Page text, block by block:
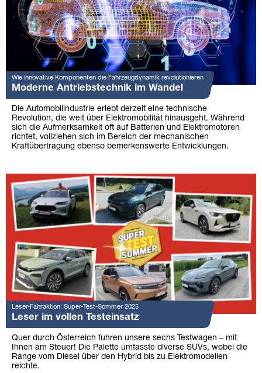
Wie innovative Komponenten die Fahrzeugdynamik revolutionieren
Moderne Antriebstechnik im Wandel
Die Automobilindustrie erlebt derzeit eine technische
Revolution, die weit über Elektromobilität hinausgeht. Während
sich die Aufmerksamkeit oft auf Batterien und Elektromotoren
richtet, vollziehen sich im Bereich der mechanischen
Kraftübertragung ebenso bemerkenswerte Entwicklungen.
Leser-Fahraktion: Super-Test-Sommer 2025
Leser im vollen Testeinsatz
Quer durch Österreich fuhren unsere sechs Testwagen – mit
Ihnen am Steuer! Die Palette umfasste diverse SUVs, wobei die
Range vom Diesel über den Hybrid bis zu Elektromodellen
reichte.